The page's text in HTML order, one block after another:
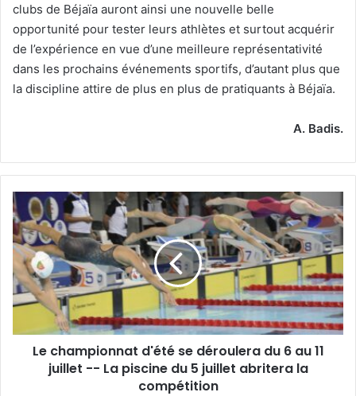
clubs de Béjaïa auront ainsi une nouvelle belle
opportunité pour tester leurs athlètes et surtout acquérir
de l’expérience en vue d’une meilleure représentativité
dans les prochains événements sportifs, d’autant plus que
la discipline attire de plus en plus de pratiquants à Béjaïa.
A. Badis.
Le
championnat
d'été
se
déroulera
du
6
11
juilletLe championnat d'été se déroulera du 6 au 11
juillet -- La piscine du 5 juillet abritera la
compétition